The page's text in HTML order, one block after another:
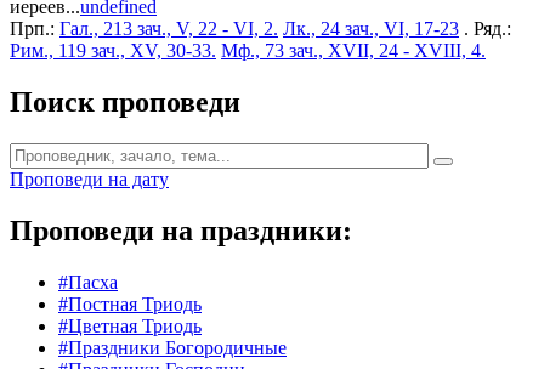
иереев...undefined
Прп.: Гал., 213 зач., V, 22 - VI, 2. Лк., 24 зач., VI, 17-23 . Ряд.:
Рим., 119 зач., XV, 30-33. Мф., 73 зач., XVII, 24 - XVIII, 4.
Поиск проповеди
Проповеди на дату
Проповеди на праздники:
#Пасха
#Постная Триодь
#Цветная Триодь
#Праздники Богородичные